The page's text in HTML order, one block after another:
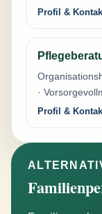
Profil &
·
Profil &